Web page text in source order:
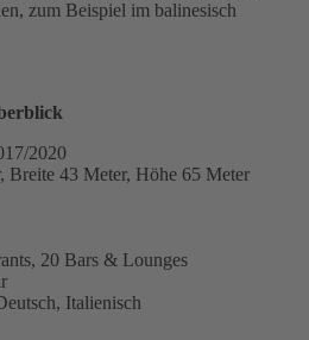
zum Beispiel im balinesisch
2020
Breite 43 Meter, Höhe 65 Meter
20 Bars & Lounges
Italienisch